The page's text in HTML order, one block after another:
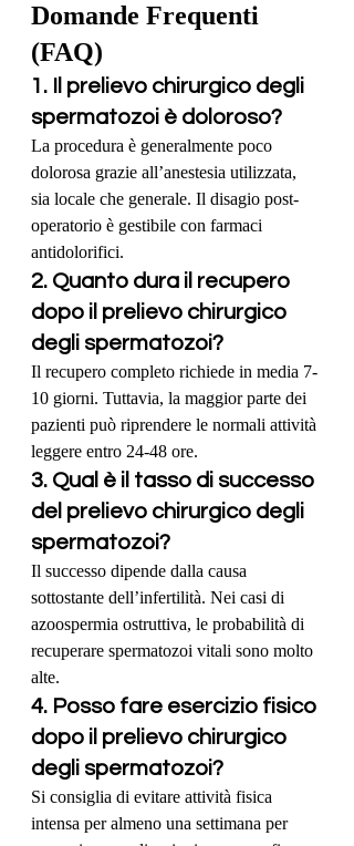
Domande Frequenti
(FAQ)
1. Il prelievo chirurgico degli
spermatozoi è doloroso?
La procedura è generalmente poco
dolorosa grazie all’anestesia utilizzata,
sia locale che generale. Il disagio post-
operatorio è gestibile con farmaci
antidolorifici.
2. Quanto dura il recupero
dopo il prelievo chirurgico
degli spermatozoi?
Il recupero completo richiede in media 7-
10 giorni. Tuttavia, la maggior parte dei
pazienti può riprendere le normali attività
leggere entro 24-48 ore.
3. Qual è il tasso di successo
del prelievo chirurgico degli
spermatozoi?
Il successo dipende dalla causa
sottostante dell’infertilità. Nei casi di
azoospermia ostruttiva, le probabilità di
recuperare spermatozoi vitali sono molto
alte.
4. Posso fare esercizio fisico
dopo il prelievo chirurgico
degli spermatozoi?
Si consiglia di evitare attività fisica
intensa per almeno una settimana per